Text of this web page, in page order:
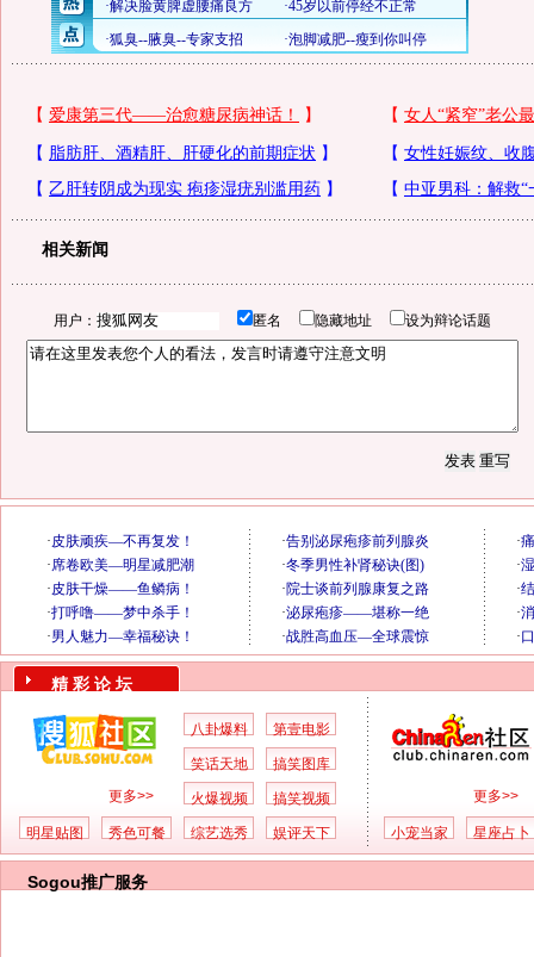
相关新闻
用户： 匿名 隐藏地址 设为辩论话题
精 彩 论 坛
更多>>
八卦爆料 第壹电影
笑话天地 搞笑图库
火爆视频 搞笑视频
明星贴图 秀色可餐 综艺选秀 娱评天下
更多>>
小宠当家 星座占卜
Sogou推广服务